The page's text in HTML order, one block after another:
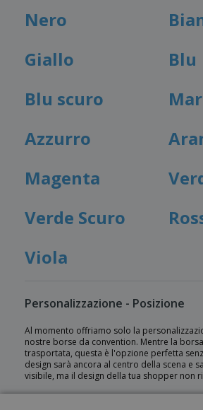
Nero
Giallo
Blu
Blu scuro
Azzurro
Magenta
Verde Scuro
Viola
Personalizzazione - Posizione
Al momento offriamo solo la
nostre borse da convention. Mentre la
trasportata, questa è l'opzione perfetta
design sarà ancora al centro della scena e
visibile, ma il design della tua shopper non